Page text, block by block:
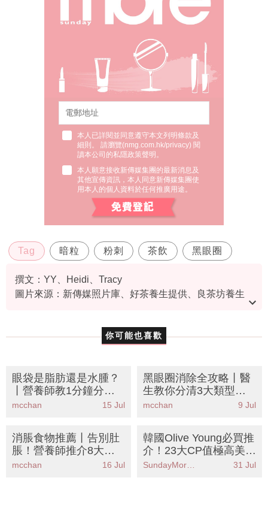
本人已詳閱並同意遵守本文列明條款及
細則。 請瀏覽(nmg.com.hk/privacy) 閱
讀本公司的私隱政策聲明。
本人願意接收新傳媒集團的最新消息及
其他宣傳資訊，本人同意新傳媒集團使
用本人的個人資料於任何推廣用途。
Tag 暗粒 粉刺 茶飲 黑眼圈
撰文：YY、Heidi、Tracy
圖片來源：新傳媒照片庫、好茶養生提供、良茶坊養生
你可能也喜歡
眼袋是脂肪還是水腫？
丨營養師教1分鐘分辨
法＋6大去水腫食物KO
mcchan 15 Jul
黑眼圈消除全攻略丨醫
生教你分清3大類型：
血管型色素型眼袋型丨
mcchan 9 Jul
消脹食物推薦丨告別肚
脹！營養師推介8大天
然食物 附一日消脹餐單
mcchan 16 Jul
韓國Olive Young必買推
介！23大CP值極高美妝
好物：保濕面膜/防曬棒
31 Jul